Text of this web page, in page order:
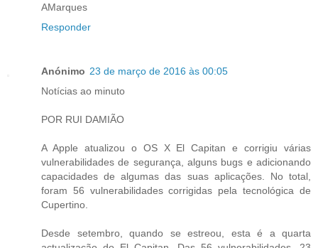
AMarques
Responder
Anónimo 23 de março de 2016 às 00:05
Notícias ao minuto
POR RUI DAMIÃO
A Apple atualizou o OS X El Capitan e corrigiu várias
vulnerabilidades de segurança, alguns bugs e adicionando
capacidades de algumas das suas aplicações. No total,
foram 56 vulnerabilidades corrigidas pela tecnológica de
Cupertino.
Desde setembro, quando se estreou, esta é a quarta